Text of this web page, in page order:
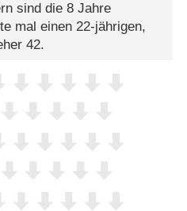
sind die 8 Jahre
mal einen 22-jährigen,
42.